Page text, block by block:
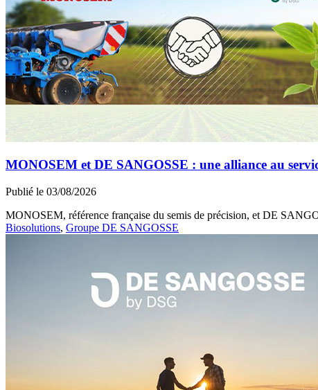
MONOSEM et DE SANGOSSE : une alliance au
Publié le 03/08/2026
MONOSEM, référence française du semis de précision, et DE
Biosolutions, Groupe DE SANGOSSE